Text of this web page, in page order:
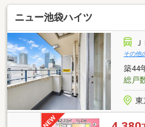
置済みで初期費用を軽
りある機能的な設計です
タイリッシュな室内◇西
いできる環境～～～～～
～～～～◆頭金0円から購
◆提携銀行多数、住宅ロ
とめてご案内!自宅まで
応!
ニュー池袋ハイツ
その他
築44
総戸
東